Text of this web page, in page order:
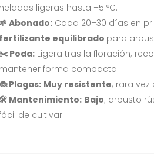
heladas ligeras hasta –5 ºC.
🌱 Abonado:Cada 20–30 días en
fertilizante equilibrado para
✂️ Poda:Ligera tras la floración;
mantener forma compacta.
Plagas: Muy resistente; rara vez
🛠️ Mantenimiento: Bajo; arbusto
de cultivar.